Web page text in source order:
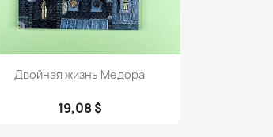
Просмотр
Двойная жизнь Медора
19,08 $